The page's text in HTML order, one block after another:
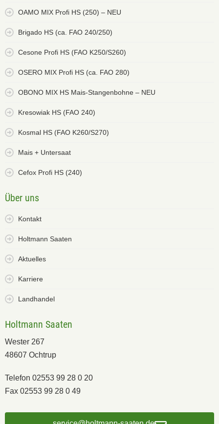
OAMO MIX Profi HS (250) – NEU
Brigado HS (ca. FAO 240/250)
Cesone Profi HS (FAO K250/S260)
OSERO MIX Profi HS (ca. FAO 280)
OBONO MIX HS Mais-Stangenbohne – NEU
Kresowiak HS (FAO 240)
Kosmal HS (FAO K260/S270)
Mais + Untersaat
Cefox Profi HS (240)
Über uns
Kontakt
Holtmann Saaten
Aktuelles
Karriere
Landhandel
Holtmann Saaten
Wester 267
48607 Ochtrup
Telefon 02553 99 28 0 20
Fax 02553 99 28 0 49